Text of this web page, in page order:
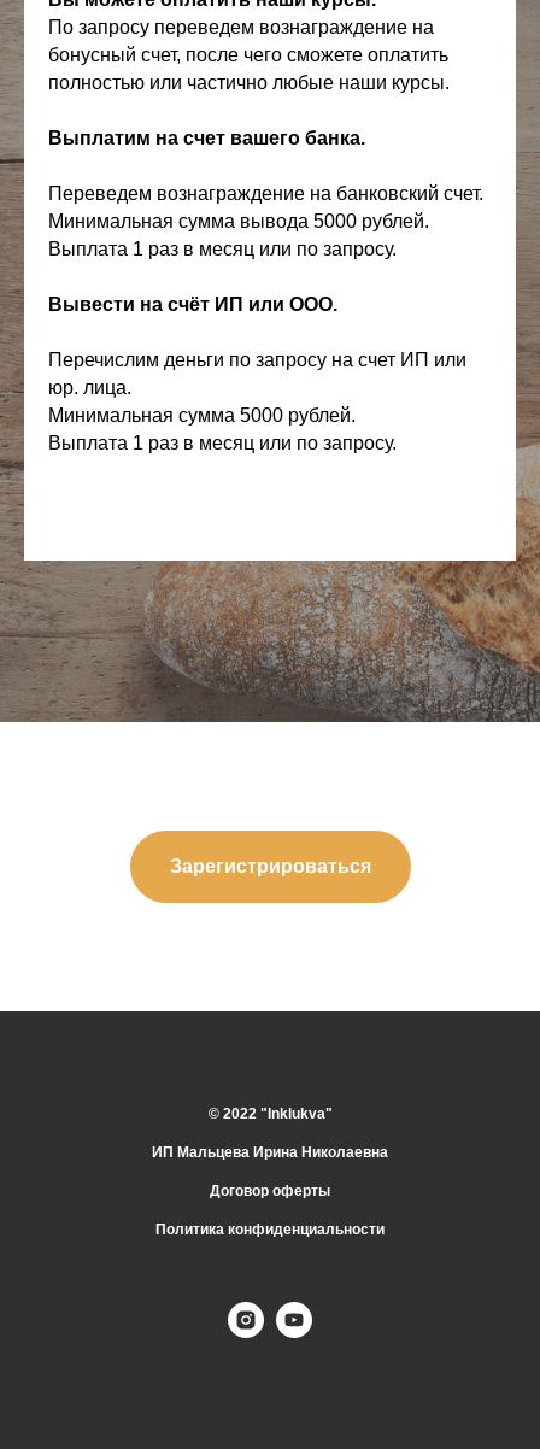
По запросу переведем вознаграждение на
бонусный счет, после чего сможете оплатить
полностью или частично любые наши курсы.
Выплатим на счет вашего банка.
Переведем вознаграждение на банковский счет.
Минимальная сумма вывода 5000 рублей.
Выплата 1 раз в месяц или по запросу.
Вывести на счёт ИП или ООО.
Перечислим деньги по запросу на счет ИП или
юр. лица.
Минимальная сумма 5000 рублей.
Выплата 1 раз в месяц или по запросу.
Зарегистрироваться
© 2022 "Inklukva"
ИП Мальцева Ирина Николаевна
Договор оферты
Политика конфиденциальности